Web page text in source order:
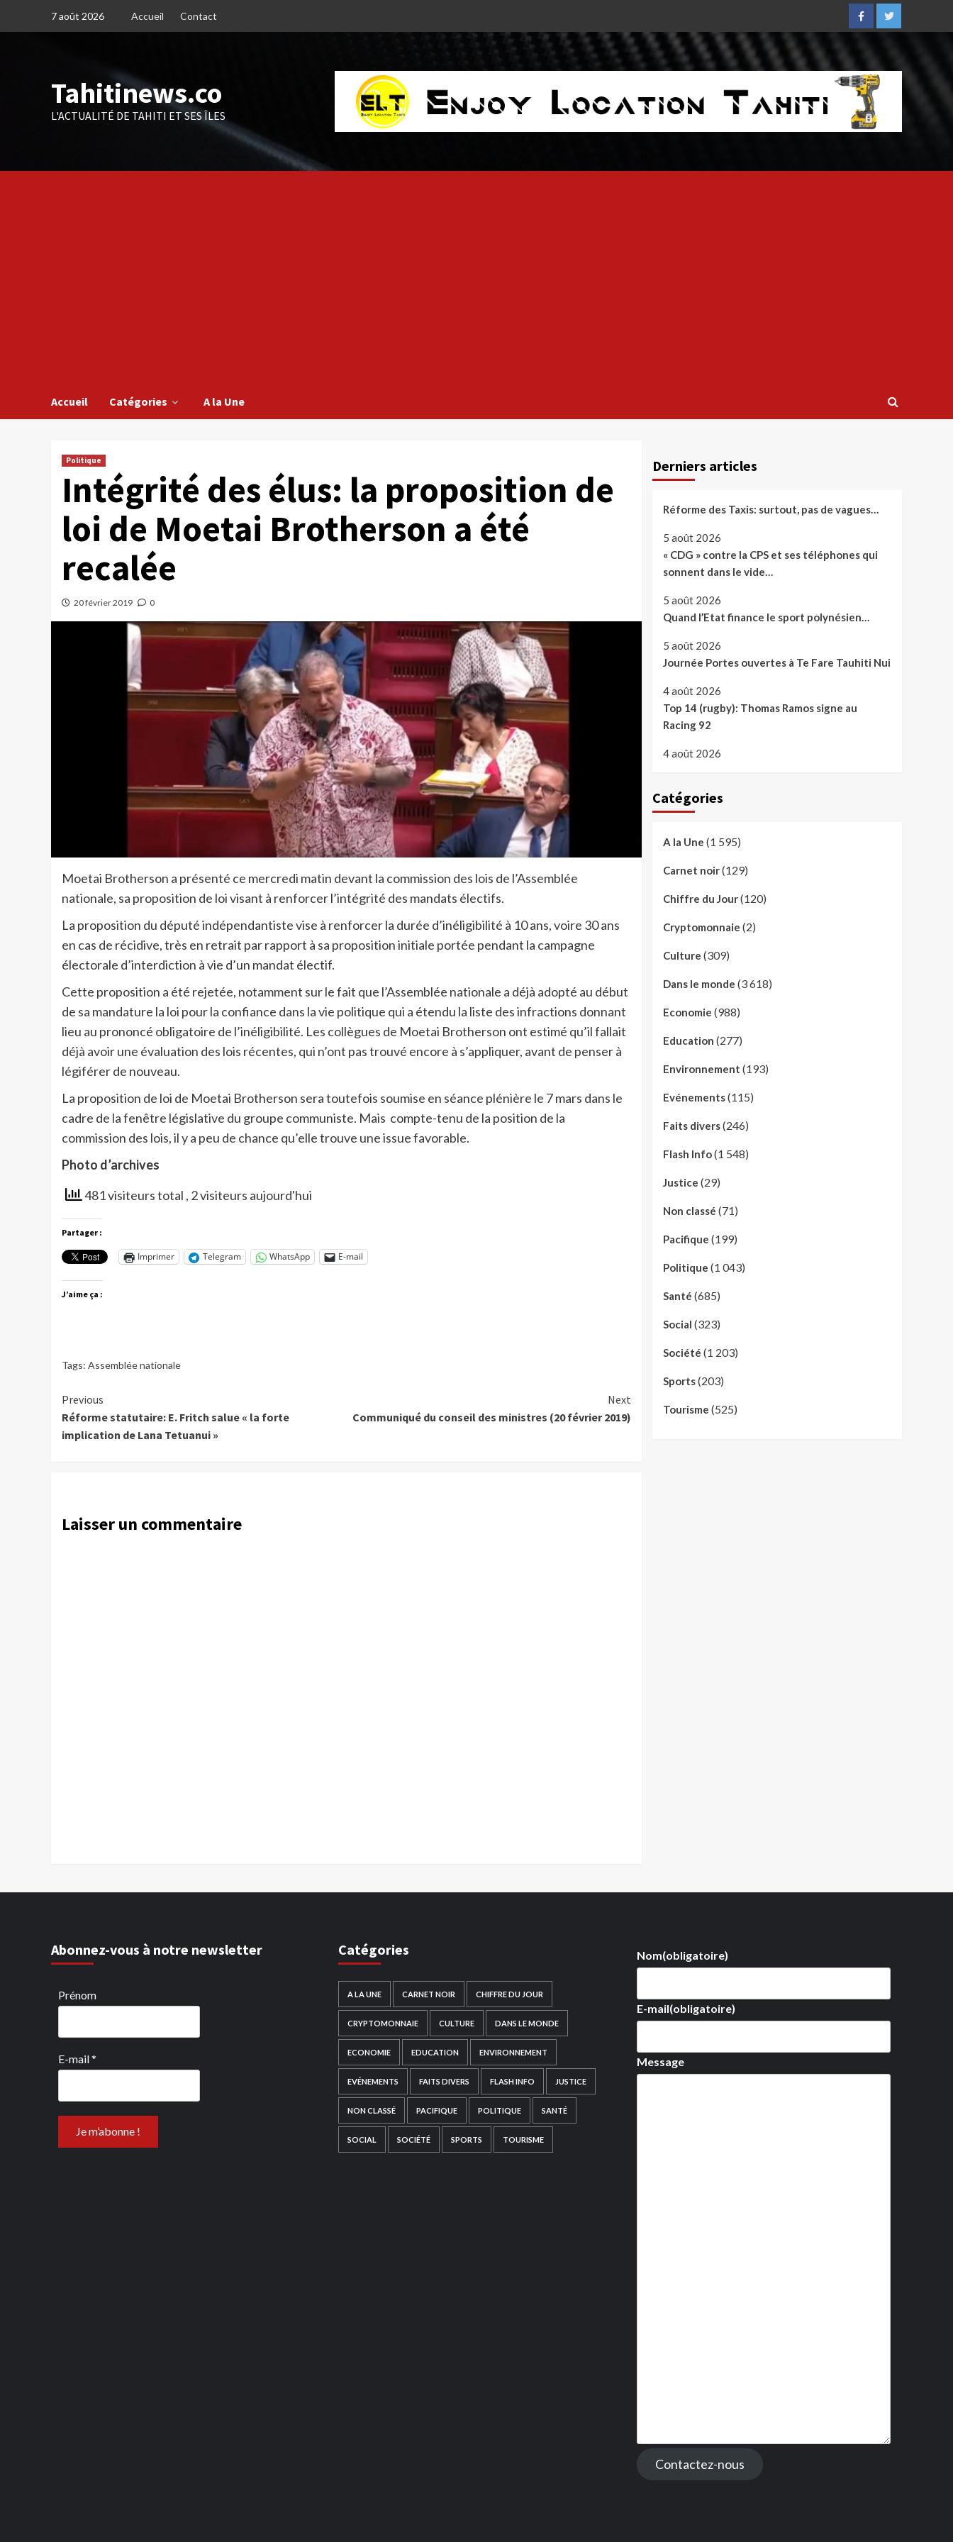
7 août 2026 Accueil Contact
FacebookTwitter
Tahitinews.co
L'ACTUALITÉ DE TAHITI ET SES ÎLES
Accueil Catégories A la Une
Politique
Intégrité des élus: la proposition de
loi de Moetai Brotherson a été
recalée
20 février 2019 0
Moetai Brotherson a présenté ce mercredi matin devant la commission des lois de l’Assemblée
nationale, sa proposition de loi visant à renforcer l’intégrité des mandats électifs.
La proposition du député indépendantiste vise à renforcer la durée d’inéligibilité à 10 ans, voire 30 ans
en cas de récidive, très en retrait par rapport à sa proposition initiale portée pendant la campagne
électorale d’interdiction à vie d’un mandat électif.
Cette proposition a été rejetée, notamment sur le fait que l’Assemblée nationale a déjà adopté au début
de sa mandature la loi pour la confiance dans la vie politique qui a étendu la liste des infractions donnant
lieu au prononcé obligatoire de l’inéligibilité. Les collègues de Moetai Brotherson ont estimé qu’il fallait
déjà avoir une évaluation des lois récentes, qui n’ont pas trouvé encore à s’appliquer, avant de penser à
légiférer de nouveau.
La proposition de loi de Moetai Brotherson sera toutefois soumise en séance plénière le 7 mars dans le
cadre de la fenêtre législative du groupe communiste. Mais compte-tenu de la position de la
commission des lois, il y a peu de chance qu’elle trouve une issue favorable.
Photo d’archives
481 visiteurs total , 2 visiteurs aujourd'hui
Partager :
Imprimer Telegram WhatsApp E-mail
J’aime ça :
Tags: Assemblée nationale
Continue
Reading
Previous
Réforme statutaire: E. Fritch salue « la forte
implication de Lana Tetuanui »
Next
Communiqué du conseil des ministres (20 février 2019)
Laisser un commentaire
Derniers articles
Réforme des Taxis: surtout, pas de vagues…
5 août 2026
« CDG » contre la CPS et ses téléphones qui
sonnent dans le vide…
5 août 2026
Quand l’Etat finance le sport polynésien…
5 août 2026
Journée Portes ouvertes à Te Fare Tauhiti Nui
4 août 2026
Top 14 (rugby): Thomas Ramos signe au
Racing 92
4 août 2026
Catégories
A la Une (1 595)
Carnet noir(129)
Chiffre du Jour(120)
Cryptomonnaie (2)
Culture (309)
Dans le monde (3 618)
Economie (988)
Education (277)
Environnement (193)
Evénements(115)
Faits divers(246)
Flash Info(1 548)
Justice (29)
Non classé (71)
Pacifique (199)
Politique (1 043)
Santé (685)
Social (323)
Société (1 203)
Sports(203)
Tourisme (525)
Abonnez-vous à notre newsletter
Prénom
E-mail*
Catégories
A LA UNE CARNET NOIR CHIFFRE DU JOUR
CRYPTOMONNAIE CULTURE DANS LE MONDE
ECONOMIE EDUCATION ENVIRONNEMENT
EVÉNEMENTS FAITS DIVERS FLASH INFO JUSTICE
NON CLASSÉ PACIFIQUE POLITIQUE SANTÉ
SOCIAL SOCIÉTÉ SPORTS TOURISME
Nom(obligatoire)
E-mail(obligatoire)
Message
Contactez-nous